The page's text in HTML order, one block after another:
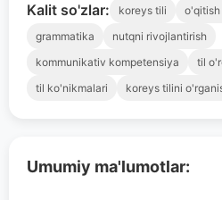
Umumiy ma'lumotlar:
Kalit so'zlar: koreys tili o'qitish
grammatika
nutqni rivojlantirish
kommunikativ kompetensiya
til
til ko'nikmalari
koreys tilini